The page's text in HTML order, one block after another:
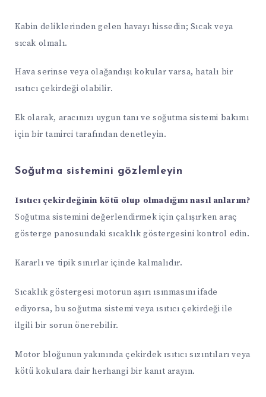
Kabin deliklerinden gelen havayı hissedin; Sıcak veya
sıcak olmalı.
Hava serinse veya olağandışı kokular varsa, hatalı bir
ısıtıcı çekirdeği olabilir.
Ek olarak, aracınızı uygun tanı ve soğutma sistemi bakımı
için bir tamirci tarafından denetleyin.
Soğutma sistemini gözlemleyin
Isıtıcı çekirdeğinin kötü olup olmadığını nasıl anlarım?
Soğutma sistemini değerlendirmek için çalışırken araç
gösterge panosundaki sıcaklık göstergesini kontrol edin.
Kararlı ve tipik sınırlar içinde kalmalıdır.
Sıcaklık göstergesi motorun aşırı ısınmasını ifade
ediyorsa, bu soğutma sistemi veya ısıtıcı çekirdeği ile
ilgili bir sorun önerebilir.
Motor bloğunun yakınında çekirdek ısıtıcı sızıntıları veya
kötü kokulara dair herhangi bir kanıt arayın.